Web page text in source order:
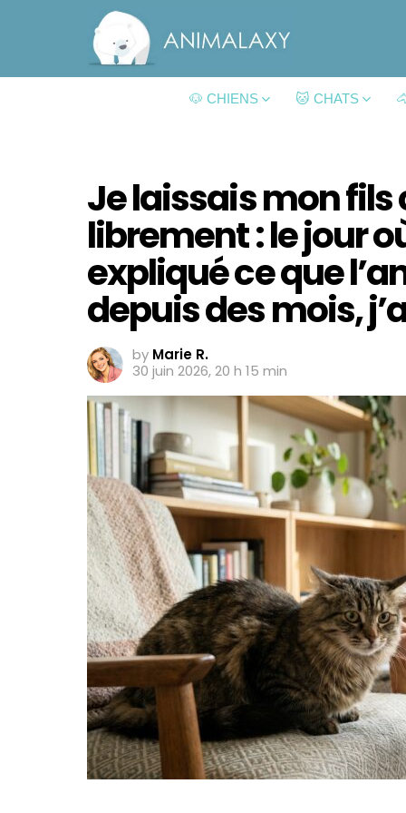
🐶 CHIENS 🐱 CHATS
Je laissais mon
librement : le jour
expliqué ce que
depuis des mois,
by Marie R.
30 juin 2026, 20 h 15 min